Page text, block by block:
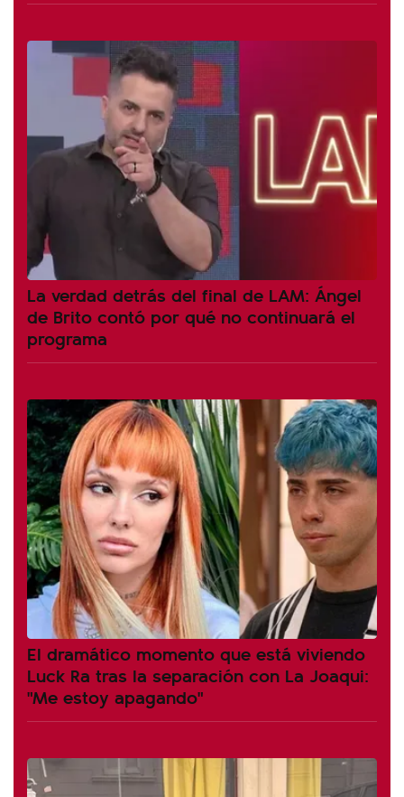
La verdad detrás del final de LAM: Ángel
de Brito contó por qué no continuará el
programa
El dramático momento que está viviendo
Luck Ra tras la separación con La Joaqui:
"Me estoy apagando"